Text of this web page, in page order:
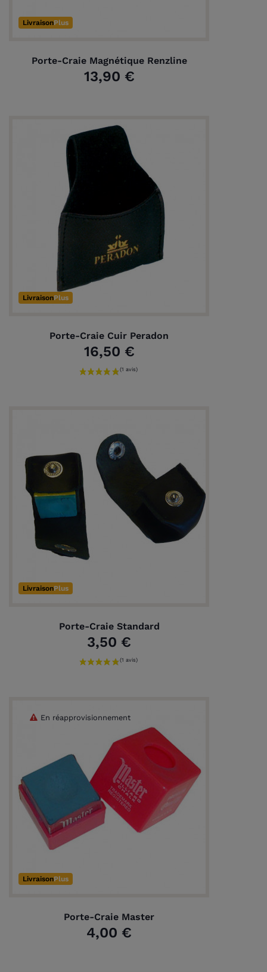
LivraisonPlus
Porte-Craie Magnétique Renzline
13,90 €
LivraisonPlus
Porte-Craie Cuir Peradon
16,50 €
LivraisonPlus
Porte-Craie Standard
3,50 €
LivraisonPlus
Porte-Craie Master
4,00 €
En réapprovisionnement